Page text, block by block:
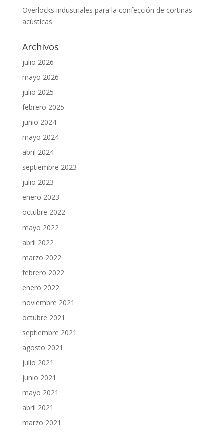
Overlocks industriales para la confección de cortinas
acústicas
Archivos
julio 2026
mayo 2026
julio 2025
febrero 2025
junio 2024
mayo 2024
abril 2024
septiembre 2023
julio 2023
enero 2023
octubre 2022
mayo 2022
abril 2022
marzo 2022
febrero 2022
enero 2022
noviembre 2021
octubre 2021
septiembre 2021
agosto 2021
julio 2021
junio 2021
mayo 2021
abril 2021
marzo 2021